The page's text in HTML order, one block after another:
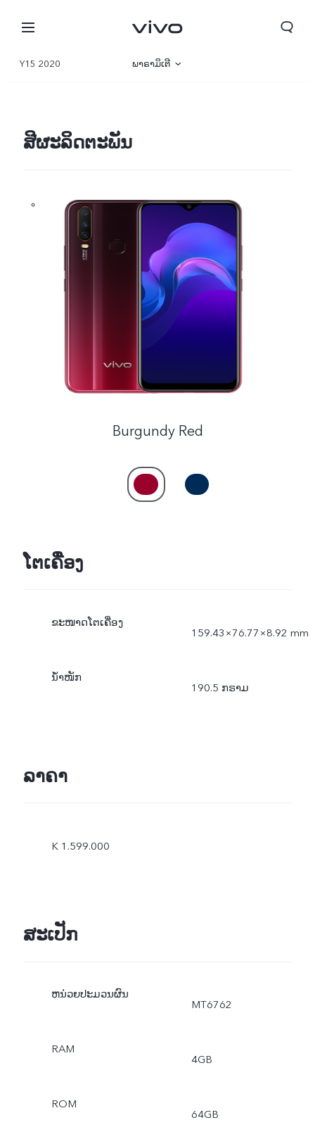
ປະເທດລາວ | ເລືອກປະເທດ/ພາກພື້ນ
Y15 2020 ພາຣາມິເຕີ
ສີຜະລິດຕະພັນ
Burgundy Red
ໂຕເຄື່ອງ
ຂະໜາດໂຕເຄື່ອງ
159.43×76.77×8.92 mm
ນ້ຳໜັກ
190.5 ກຣາມ
ລາຄາ
K 1.599.000
ສະເປັກ
ຫນ່ວຍປະມວນຜົນ
MT6762
RAM
4GB
ROM
64GB